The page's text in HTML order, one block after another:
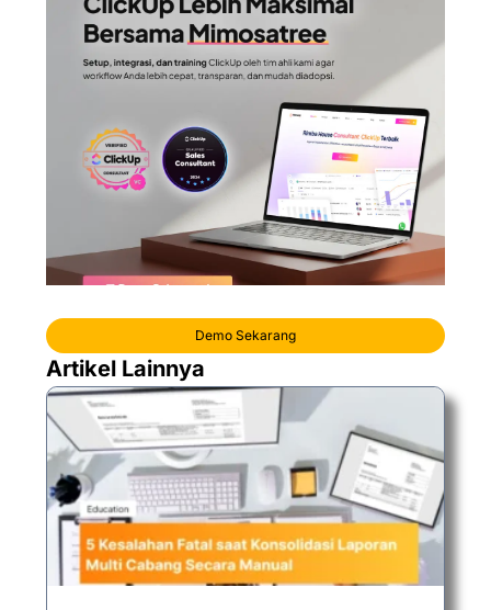
Demo Sekarang
Artikel Lainnya